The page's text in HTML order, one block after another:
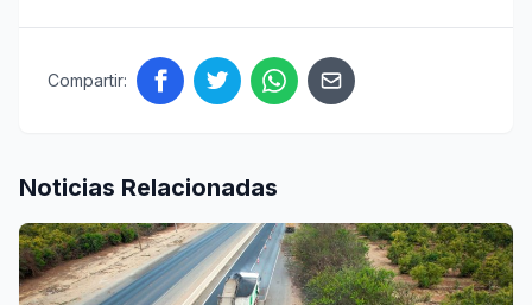
Compartir:
Noticias Relacionadas